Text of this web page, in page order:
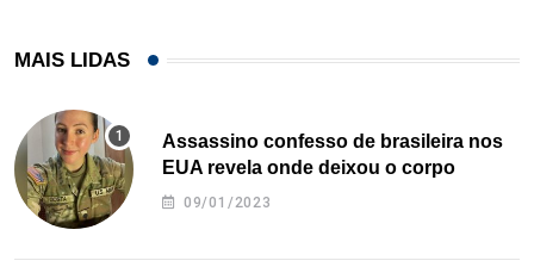
MAIS LIDAS
Assassino confesso de brasileira nos
EUA revela onde deixou o corpo
09/01/2023